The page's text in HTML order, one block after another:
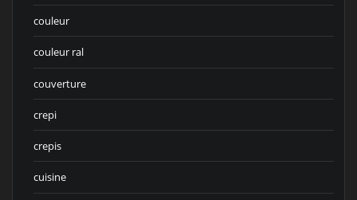
couleur
couleur ral
couverture
crepi
crepis
cuisine